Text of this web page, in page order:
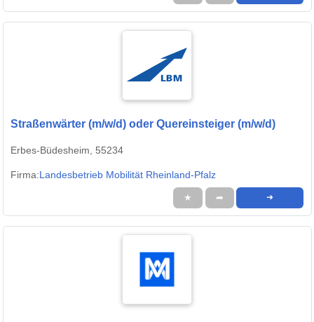
Straßenwärter (m/w/d) oder Quereinsteiger (m/w/d)
Erbes-Büdesheim, 55234
Firma:Landesbetrieb Mobilität Rheinland-Pfalz
★ ➦ ➜